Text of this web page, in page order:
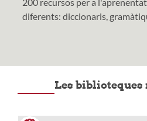
diferents: diccionaris,
d'autoaprenentatge del rus.
Les biblioteques